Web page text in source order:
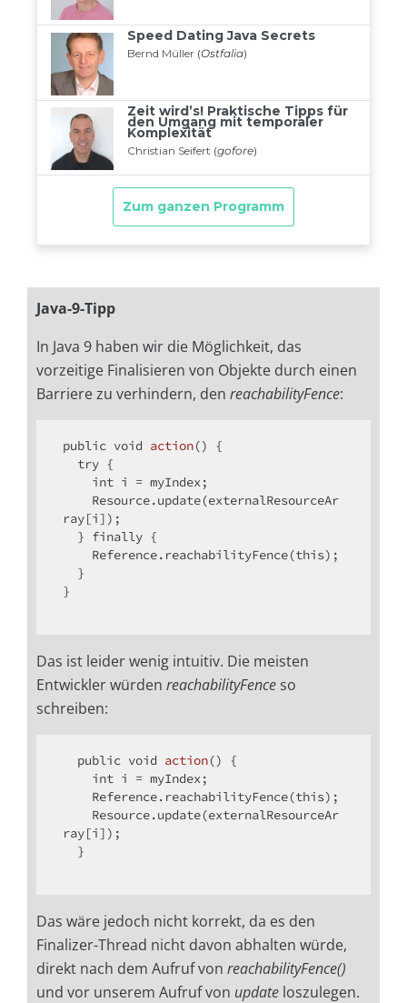
Java-9-Tipp
In Java 9 haben wir die Möglichkeit, das
vorzeitige Finalisieren von Objekte durch einen
Barriere zu verhindern, den reachabilityFence:
public void action()
{
try {
int i = myIndex;
ray[i]);
  }
finally {
    Reference.reachabilityFence(
this);
}
Das ist leider wenig intuitiv. Die meisten
Entwickler würden reachabilityFence so
schreiben:
public void action()
{
int i = myIndex;
    Reference.reachabilityFence(
this);
ray[i]);
Das wäre jedoch nicht korrekt, da es den
Finalizer-Thread nicht davon abhalten würde,
direkt nach dem Aufruf von reachabilityFence()
und vor unserem Aufruf von update loszulegen.